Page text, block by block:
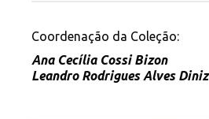
Coordenação da Coleção:
Ana Cecília Cossi Bizon
Leandro Rodrigues Alves Diniz